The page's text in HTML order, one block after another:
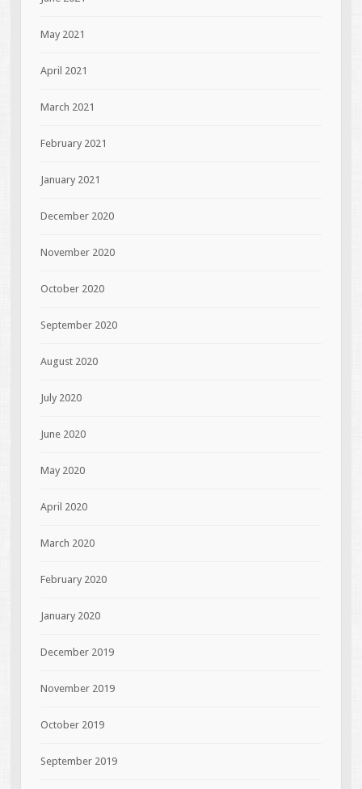
May 2021
April 2021
March 2021
February 2021
January 2021
December 2020
November 2020
October 2020
September 2020
August 2020
July 2020
June 2020
May 2020
April 2020
March 2020
February 2020
January 2020
December 2019
November 2019
October 2019
September 2019